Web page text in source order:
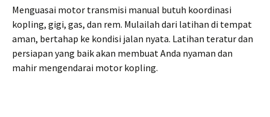
Menguasai motor transmisi manual butuh koordinasi
kopling, gigi, gas, dan rem. Mulailah dari latihan di tempat
aman, bertahap ke kondisi jalan nyata. Latihan teratur dan
persiapan yang baik akan membuat Anda nyaman dan
mahir mengendarai motor kopling.